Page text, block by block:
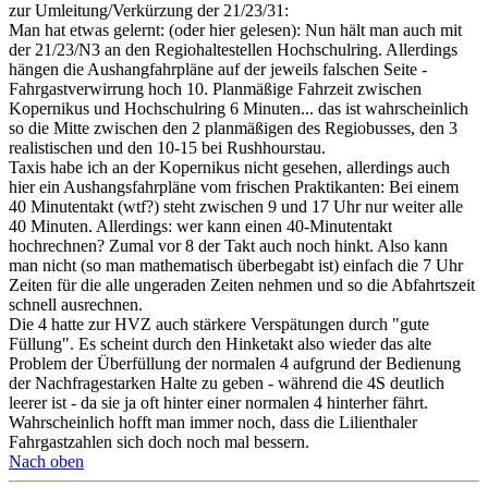
zur Umleitung/Verkürzung der 21/23/31:
Man hat etwas gelernt: (oder hier gelesen): Nun hält man auch mit
der 21/23/N3 an den Regiohaltestellen Hochschulring. Allerdings
hängen die Aushangfahrpläne auf der jeweils falschen Seite -
Fahrgastverwirrung hoch 10. Planmäßige Fahrzeit zwischen
Kopernikus und Hochschulring 6 Minuten... das ist wahrscheinlich
so die Mitte zwischen den 2 planmäßigen des Regiobusses, den 3
realistischen und den 10-15 bei Rushhourstau.
Taxis habe ich an der Kopernikus nicht gesehen, allerdings auch
hier ein Aushangsfahrpläne vom frischen Praktikanten: Bei einem
40 Minutentakt (wtf?) steht zwischen 9 und 17 Uhr nur weiter alle
40 Minuten. Allerdings: wer kann einen 40-Minutentakt
hochrechnen? Zumal vor 8 der Takt auch noch hinkt. Also kann
man nicht (so man mathematisch überbegabt ist) einfach die 7 Uhr
Zeiten für die alle ungeraden Zeiten nehmen und so die Abfahrtszeit
schnell ausrechnen.
Die 4 hatte zur HVZ auch stärkere Verspätungen durch "gute
Füllung". Es scheint durch den Hinketakt also wieder das alte
Problem der Überfüllung der normalen 4 aufgrund der Bedienung
der Nachfragestarken Halte zu geben - während die 4S deutlich
leerer ist - da sie ja oft hinter einer normalen 4 hinterher fährt.
Wahrscheinlich hofft man immer noch, dass die Lilienthaler
Fahrgastzahlen sich doch noch mal bessern.
Nach oben